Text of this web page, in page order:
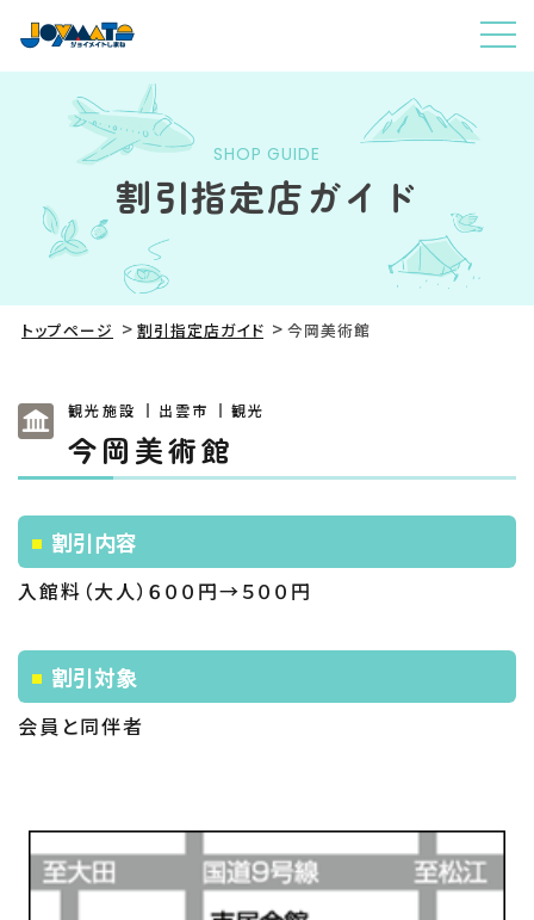
SHOP GUIDE
割引指定店ガイド
トップページ 割引指定店ガイド 今岡美術館
観光施設 出雲市 観光
今岡美術館
割引内容
入館料（大人）６００円→５００円
割引対象
会員と同伴者